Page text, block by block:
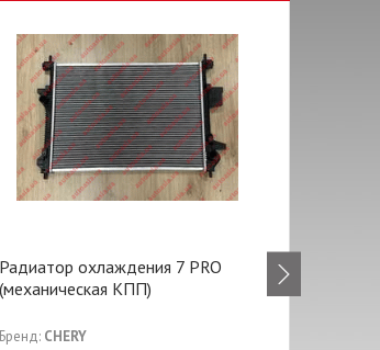
Радиатор охлаждения 7 PRO
(механическая КПП)
Бренд: CHERY